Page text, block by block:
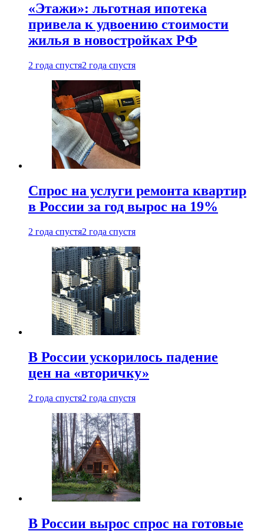
«Этажи»: льготная ипотека
привела к удвоению стоимости
жилья в новостройках РФ
2 года спустя2 года спустя
Спрос на услуги ремонта квартир
в России за год вырос на 19%
2 года спустя2 года спустя
В России ускорилось падение
цен на «вторичку»
2 года спустя2 года спустя
В России вырос спрос на готовые